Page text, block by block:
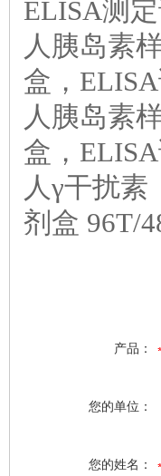
ELISA测
人胰岛素
盒，
人胰岛素
盒，
人γ干扰
剂盒 96T/
产品：
您的单位：
您的姓名：